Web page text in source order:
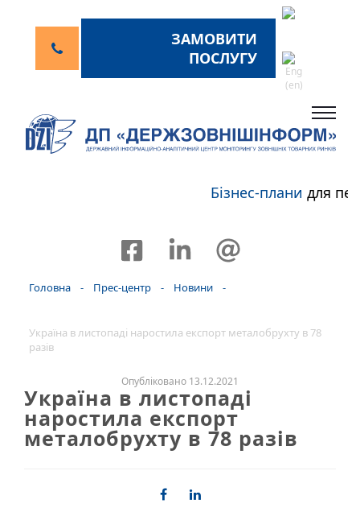
ЗАМОВИТИ
ПОСЛУГУ
Бізнес-планидля
Головна - Прес-центр - Новини -
Україна в листопаді наростила експорт металобрухту в 78
разів
Опубліковано 13.12.2021
Україна в листопаді
наростила експорт
металобрухту в 78 разів